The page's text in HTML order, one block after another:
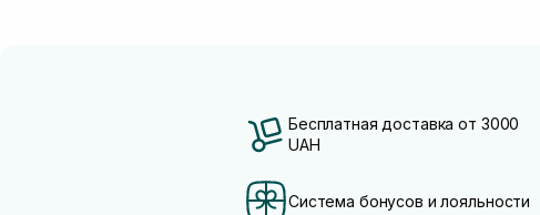
Бесплатная доставка от 3000
UAH
Система бонусов и лояльности